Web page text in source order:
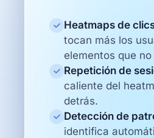
Heatmaps de
tocan más los
elementos que
Repetición de
caliente del
detrás.
Detección de
identifica